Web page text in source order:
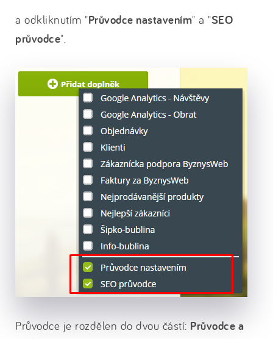
a odkliknutím "Průvodce nastavením" a "SEO
průvodce".
Průvodce je rozdělen do dvou částí: Průvodce a